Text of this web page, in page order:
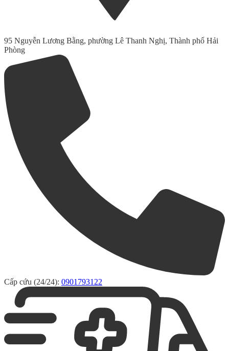
95 Nguyễn Lương Bằng, phường Lê Thanh Nghị, Thành phố Hải
Phòng
Cấp cứu (24/24): 0901793122